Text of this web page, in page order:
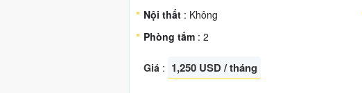
Nội thất : Không
Phòng tắm : 2
Giá : 1,250 USD / tháng